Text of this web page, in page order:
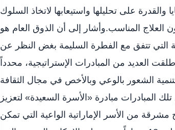
والقدرة على تحليلها واستيعابها لاتخاذ السلوك
المناسب.وأشار إلى أن الذوق العام هو
التي تتفق مع الفطرة السليمة بغض النظر عن
العديد من المبادرات الإستراتيجية، محدداً
الشعور بالوعي وبالأخص في مجال الثقافة
المبادرات مبادرة «الأسرة السعيدة» لتعزيز
من الأسر الإماراتية الواعية التي تمكن